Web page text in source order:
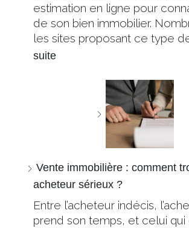
estimation en ligne pour
de son bien immobilier.
les sites proposant ce type
suite
Vente immobilière : comment
acheteur sérieux ?
Entre l’acheteur indécis,
prend son temps, et celui qui